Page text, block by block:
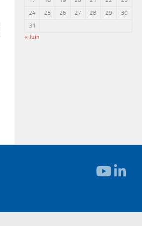
24
25 26 27 28 29
30
31
« Juin